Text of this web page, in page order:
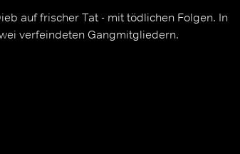
auf frischer Tat - mit tödlichen Folgen. In
verfeindeten Gangmitgliedern.